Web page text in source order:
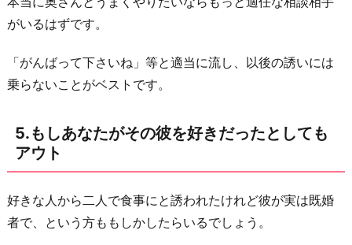
がいるはずです。
「がんばって下さいね」等と適当に流し、以後の誘いには
乗らないことがベストです。
5.もしあなたがその彼を好きだったとしても
アウト
好きな人から二人で食事にと誘われたけれど彼が実は既婚
者で、という方ももしかしたらいるでしょう。